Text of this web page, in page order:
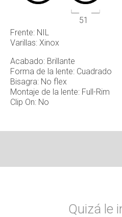
Frente: NIL
Varillas: Xinox
Acabado: Brillante
Forma de la lente: Cuadrado
Bisagra: No flex
Montaje de la lente: Full-Rim
Clip On: No
51
Quizá le